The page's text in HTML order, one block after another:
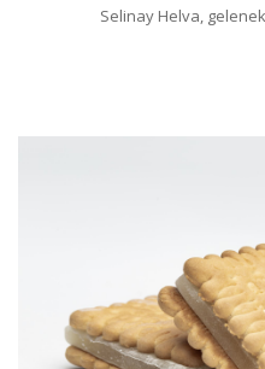
Selinay Helva,